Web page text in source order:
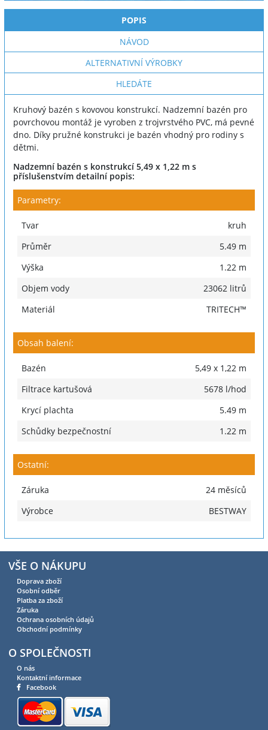
POPIS
NÁVOD
ALTERNATIVNÍ VÝROBKY
HLEDÁTE
Kruhový bazén s kovovou konstrukcí. Nadzemní bazén pro
povrchovou montáž je vyroben z trojvrstvého PVC, má pevné
dno. Díky pružné konstrukci je bazén vhodný pro rodiny s
dětmi.
Nadzemní bazén s konstrukcí 5,49 x 1,22 m s
příslušenstvím detailní popis:
Parametry:
Tvar
kruh
Průměr
5.49 m
Výška
1.22 m
Objem vody
23062 litrů
Materiál
TRITECH™
Obsah balení:
Bazén
5,49 x 1,22 m
Filtrace kartušová
5678 l/hod
Krycí plachta
5.49 m
Schůdky bezpečnostní
1.22 m
Ostatní:
Záruka
24 měsíců
Výrobce
BESTWAY
VŠE O NÁKUPU
Doprava zboží
Osobní odběr
Platba za zboží
Záruka
Ochrana osobních údajů
Obchodní podmínky
O SPOLEČNOSTI
O nás
Kontaktní informace
Facebook